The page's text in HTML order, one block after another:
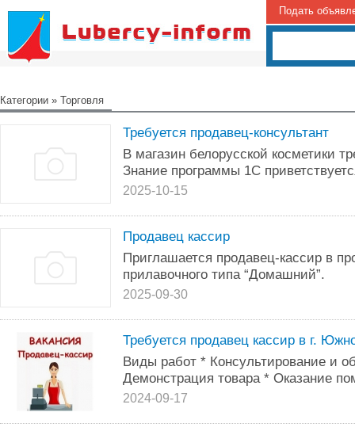
Подать
Категории » Торговля
Требуется продавец-консультант
В магазин белорусской косметики
Знание программы 1С
2025-10-15
Продавец кассир
Приглашается продавец-кассир в
прилавочного типа “Домашний”.
2025-09-30
Требуется продавец кассир в г.
Виды работ * Консультирование и
Демонстрация товара * Оказание
2024-09-17